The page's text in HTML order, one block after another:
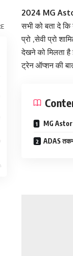
2024 MG
सभी को बता दे
प्रो ,सेवी प्रो
देखने को मिलता है
ट्रेन ऑप्शन की
MG Astor
ADAS